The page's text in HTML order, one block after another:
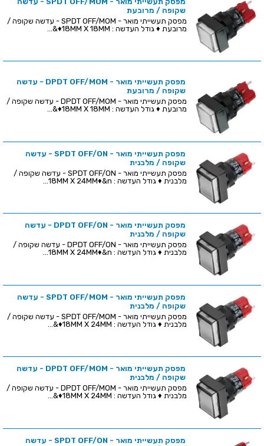
שקופה / מרובעת
מפסק תעשייתי מואר - SPDT OFF/MOM - עדשה שקופה /
מרובעת ♦ גודל העדשה : 18MM X 18MM♦&...
מפסק תעשייתי מואר - DPDT OFF/MOM - עדשה
שקופה / מרובעת
מפסק תעשייתי מואר - DPDT OFF/MOM - עדשה שקופה /
מרובעת ♦ גודל העדשה : 18MM X 18MM♦&...
מפסק תעשייתי מואר - SPDT OFF/ON - עדשה
שקופה / מלבנית
מפסק תעשייתי מואר - SPDT OFF/ON - עדשה שקופה /
מלבנית ♦ גודל העדשה : 18MM X 24MM♦&n...
מפסק תעשייתי מואר - DPDT OFF/ON - עדשה
שקופה / מלבנית
מפסק תעשייתי מואר - DPDT OFF/ON - עדשה שקופה /
מלבנית ♦ גודל העדשה : 18MM X 24MM♦&n...
מפסק תעשייתי מואר - SPDT OFF/MOM - עדשה
שקופה / מלבנית
מפסק תעשייתי מואר - SPDT OFF/MOM - עדשה שקופה /
מלבנית ♦ גודל העדשה : 18MM X 24MM♦&...
מפסק תעשייתי מואר - DPDT OFF/MOM - עדשה
שקופה / מלבנית
מפסק תעשייתי מואר - DPDT OFF/MOM - עדשה שקופה /
מלבנית ♦ גודל העדשה : 18MM X 24MM♦&...
מפסק תעשייתי מואר - SPDT OFF/ON - עדשה